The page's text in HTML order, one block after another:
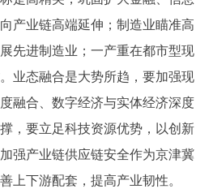
产业链高端延伸；制造业瞄准高
先进制造业；一产重在都市型现
业态融合是大势所趋，要加强现
融合、数字经济与实体经济深度
，要立足科技资源优势，以创新
强产业链供应链安全作为京津冀
上下游配套，提高产业韧性。